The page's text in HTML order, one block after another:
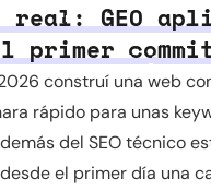
real: GEO
primer
construí una web
rápido para unas
del SEO técnico
el primer día una